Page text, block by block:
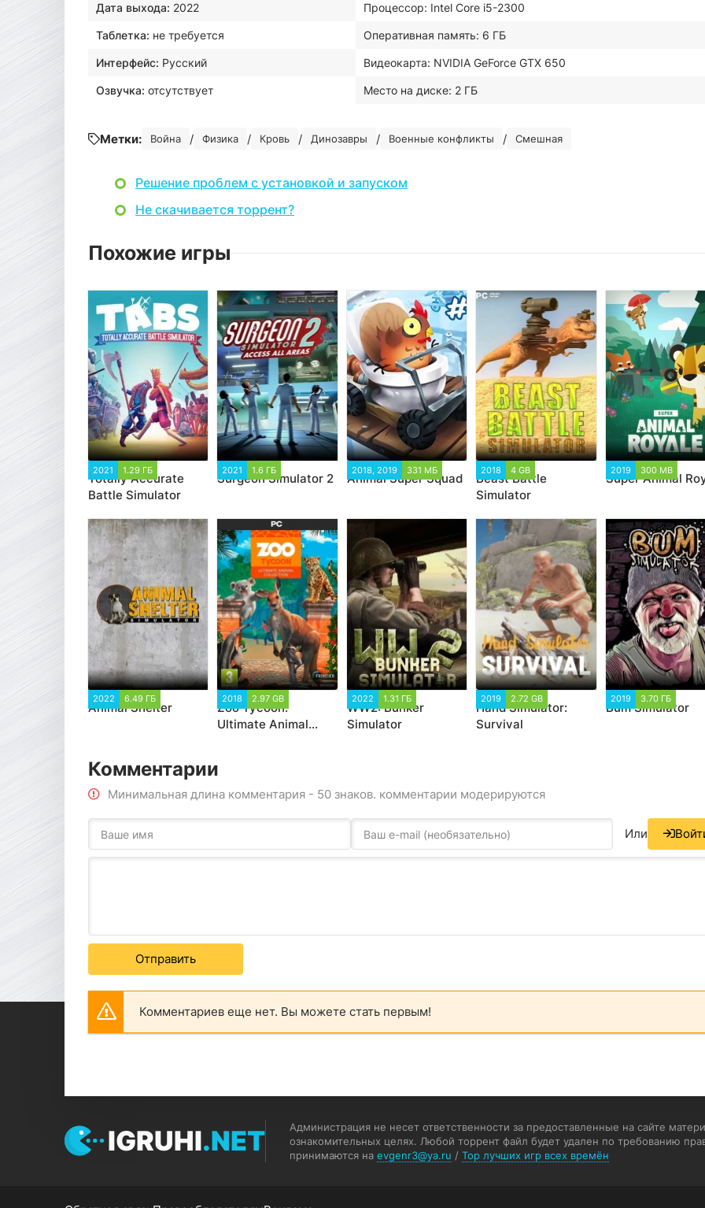
Дата выхода: 2022
Таблетка: не требуется
Интерфейс: Русский
Озвучка: отсутствует
Процессор: Intel Core i5-2300
Оперативная память: 6 ГБ
Видеокарта: NVIDIA GeForce GTX 650
Место на диске: 2 ГБ
Метки: Война / Физика / Кровь / Динозавры / Военные конфликты / Смешная
Решение проблем с установкой и запуском
Не скачивается торрент?
Похожие игры
2021 1.29 ГБ
Totally Accurate
Battle Simulator
2021 1.6 ГБ
Surgeon Simulator 2
2018, 2019 331 МБ
Animal Super Squad
2018 4 GB
Beast Battle
Simulator
2019 300 MB
Super Animal
2022 6.49 ГБ
Animal Shelter
2018 2.97 GB
Zoo Tycoon:
Ultimate Animal
2022 1.31 ГБ
WW2: Bunker
Simulator
2019 2.72 GB
Hand Simulator:
Survival
2019 3.70 ГБ
Bum Simulator
Комментарии
Минимальная длина комментария - 50 знаков. комментарии модерируются
Или
Отправить
Комментариев еще нет. Вы можете стать первым!
IGRUHI.NET
Администрация не несет ответственности за предоставленные на сайте
ознакомительных целях. Любой торрент файл будет удален по требованию
принимаются на evgenr3@ya.ru / Top лучших игр всех времён